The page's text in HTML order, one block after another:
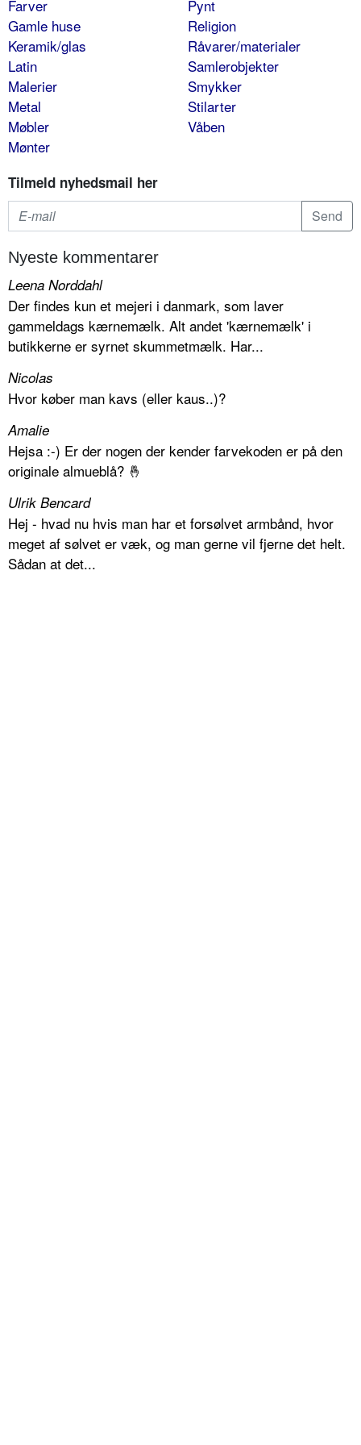
Farver
Gamle huse
Keramik/glas
Latin
Malerier
Metal
Møbler
Mønter
Pynt
Religion
Råvarer/materialer
Samlerobjekter
Smykker
Stilarter
Våben
Tilmeld nyhedsmail her
Nyeste kommentarer
Leena Norddahl
Der findes kun et mejeri i danmark, som laver
gammeldags kærnemælk. Alt andet 'kærnemælk' i
butikkerne er syrnet skummetmælk. Har...
Nicolas
Hvor køber man kavs (eller kaus..)?
Amalie
Hejsa :-) Er der nogen der kender farvekoden er på den
originale almueblå? 🤞
Ulrik Bencard
Hej - hvad nu hvis man har et forsølvet armbånd, hvor
meget af sølvet er væk, og man gerne vil fjerne det helt.
Sådan at det...